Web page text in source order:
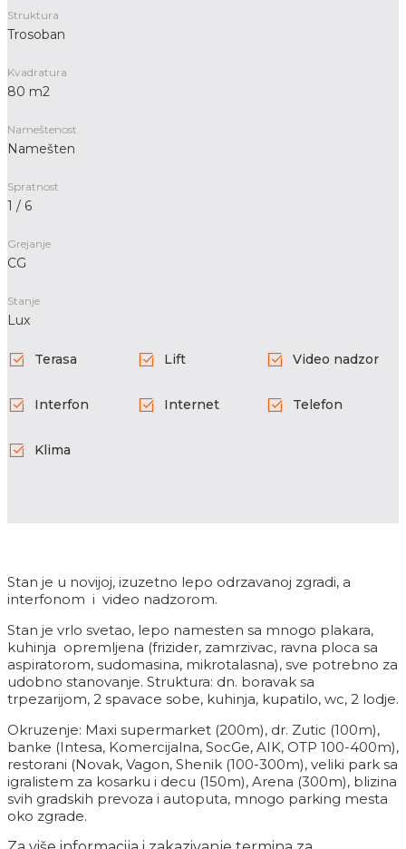
Struktura
Trosoban
Kvadratura
80 m2
Nameštenost
Namešten
Spratnost
1 / 6
Grejanje
CG
Stanje
Lux
Terasa Lift Video nadzor
Interfon Internet Telefon
Klima
Stan je u novijoj, izuzetno lepo odrzavanoj zgradi, a
interfonom i video nadzorom.
Stan je vrlo svetao, lepo namesten sa mnogo plakara,
kuhinja opremljena (frizider, zamrzivac, ravna ploca sa
aspiratorom, sudomasina, mikrotalasna), sve potrebno za
udobno stanovanje. Struktura: dn. boravak sa
trpezarijom, 2 spavace sobe, kuhinja, kupatilo, wc, 2 lodje.
Okruzenje: Maxi supermarket (200m), dr. Zutic (100m),
banke (Intesa, Komercijalna, SocGe, AIK, OTP 100-400m),
restorani (Novak, Vagon, Shenik (100-300m), veliki park sa
igralistem za kosarku i decu (150m), Arena (300m), blizina
svih gradskih prevoza i autoputa, mnogo parking mesta
oko zgrade.